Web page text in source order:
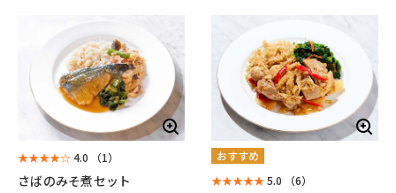
★★★★☆4.0 （1）
さばのみそ煮セット
おすすめ
★★★★★5.0 （6）